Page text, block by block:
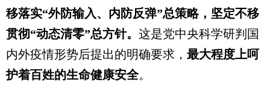
移落实“外防输入、内防反弹”总策略，坚定不移
贯彻“动态清零”总方针。 这是党中央科学研判国
内外疫情形势后提出的明确要求， 最大程度上呵
护着百姓的生命健康安全。